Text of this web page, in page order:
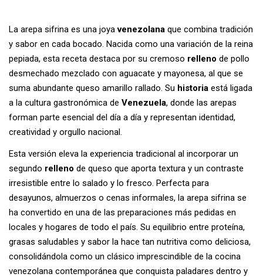
La arepa sifrina es una joyavenezolana que combina tradición
y sabor en cada bocado. Nacida como una variación de la reina
pepiada, esta receta destaca por su cremoso relleno de pollo
desmechado mezclado con aguacate y mayonesa, al que se
suma abundante queso amarillo rallado. Su historia está ligada
a la cultura gastronómica de Venezuela, donde las arepas
forman parte esencial del día a día y representan identidad,
creatividad y orgullo nacional.
Esta versión eleva la experiencia tradicional al incorporar un
segundo relleno de queso que aporta textura y un contraste
irresistible entre lo salado y lo fresco. Perfecta para
desayunos, almuerzos o cenas informales, la arepa sifrina se
ha convertido en una de las preparaciones más pedidas en
locales y hogares de todo el país. Su equilibrio entre proteína,
grasas saludables y sabor la hace tan nutritiva como deliciosa,
consolidándola como un clásico imprescindible de la cocina
venezolana contemporánea que conquista paladares dentro y